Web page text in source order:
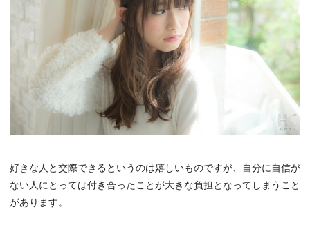
好きな人と交際できるというのは嬉しいものですが、自分に自信が
ない人にとっては付き合ったことが大きな負担となってしまうこと
があります。